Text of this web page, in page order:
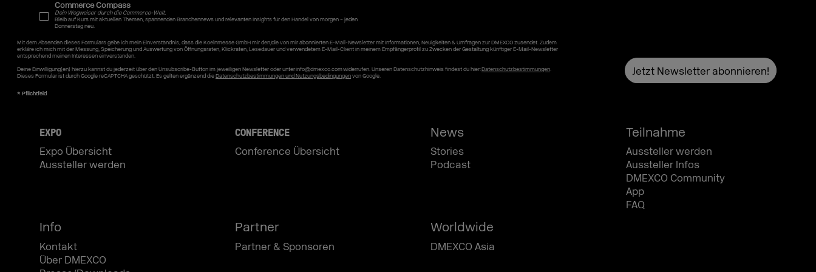
Commerce Compass
Dein Wegweiser durch die Commerce-Welt.
Bleib auf Kurs mit aktuellen Themen, spannenden Branchennews und relevanten Insights für den Handel von morgen – jeden
Donnerstag neu.
Mit dem Absenden dieses Formulars gebe ich mein Einverständnis, dass die Koelnmesse GmbH mir den/die von mir abonnierten E-Mail-Newsletter mit Informationen, Neuigkeiten & Umfragen zur DMEXCO zusendet. Zudem
erkläre ich mich mit der Messung, Speicherung und Auswertung von Öffnungsraten, Klickraten, Lesedauer und verwendetem E-Mail-Client in meinem Empfängerprofil zu Zwecken der Gestaltung künftiger E-Mail-Newsletter
entsprechend meinen Interessen einverstanden.
Deine Einwilligung(en) hierzu kannst du jederzeit über den Unsubscribe-Button im jeweiligen Newsletter oder unter info@dmexco.com widerrufen. Unseren Datenschutzhinweis findest du hier:Datenschutzbestimmungen.
Dieses Formular ist durch Google reCAPTCHA geschützt. Es gelten ergänzend dieDatenschutzbestimmungen und Nutzungsbedingungenvon Google.
EXPO
Expo Übersicht
Aussteller werden
CONFERENCE
Conference Übersicht
News
Stories
Podcast
Teilnahme
Aussteller werden
Aussteller Infos
DMEXCO Community
App
FAQ
Info
Kontakt
Über DMEXCO
Partner
Partner & Sponsoren
Worldwide
DMEXCO Asia